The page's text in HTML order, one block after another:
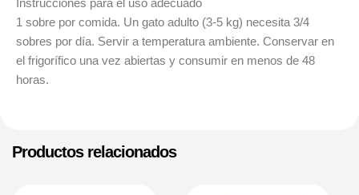
Instrucciones para el uso adecuado
1 sobre por comida. Un gato adulto (3-5 kg) necesita 3/4
sobres por día. Servir a temperatura ambiente. Conservar en
el frigorífico una vez abiertas y consumir en menos de 48
horas.
Productos relacionados